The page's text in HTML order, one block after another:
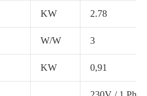
KW 2.78
W/W 3
KW 0,91